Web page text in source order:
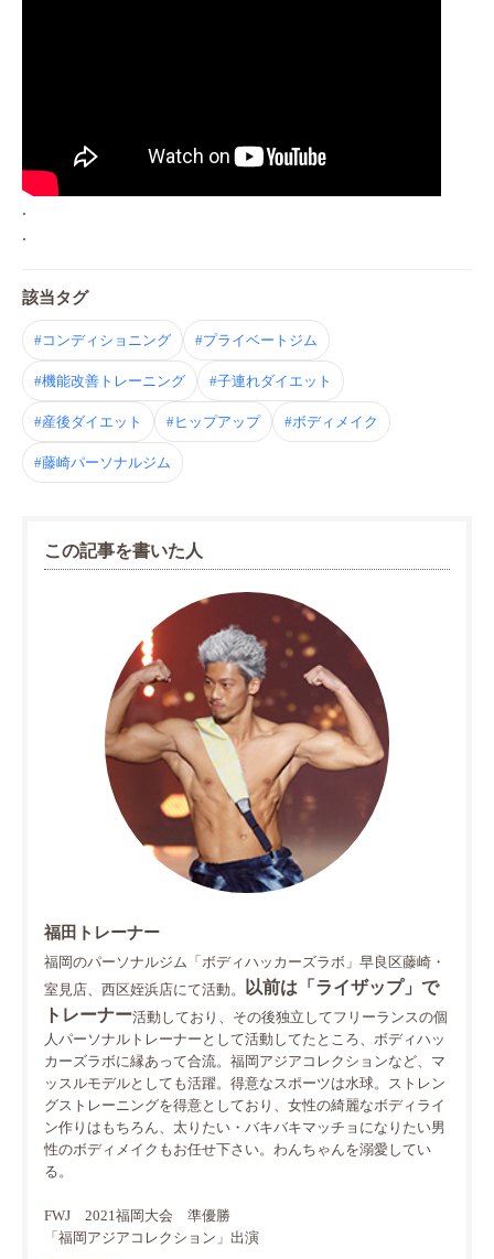
.
.
該当タグ
#コンディショニング #プライベートジム
#機能改善トレーニング #子連れダイエット
#産後ダイエット #ヒップアップ #ボディメイク
#藤崎パーソナルジム
この記事を書いた人
福田トレーナー
福岡のパーソナルジム「ボディハッカーズラボ」早良区藤崎・
室見店、西区姪浜店にて活動。
以前は「ライザップ」で
トレーナー活動しており、その後独立してフリーランスの個
人パーソナルトレーナーとして活動してたところ、ボディハッ
カーズラボに縁あって合流。福岡アジアコレクションなど、マ
ッスルモデルとしても活躍。得意なスポーツは水球。ストレン
グストレーニングを得意としており、女性の綺麗なボディライ
ン作りはもちろん、太りたい・バキバキマッチョになりたい男
性のボディメイクもお任せ下さい。わんちゃんを溺愛してい
る。
FWJ 2021福岡大会 準優勝
「福岡アジアコレクション」出演